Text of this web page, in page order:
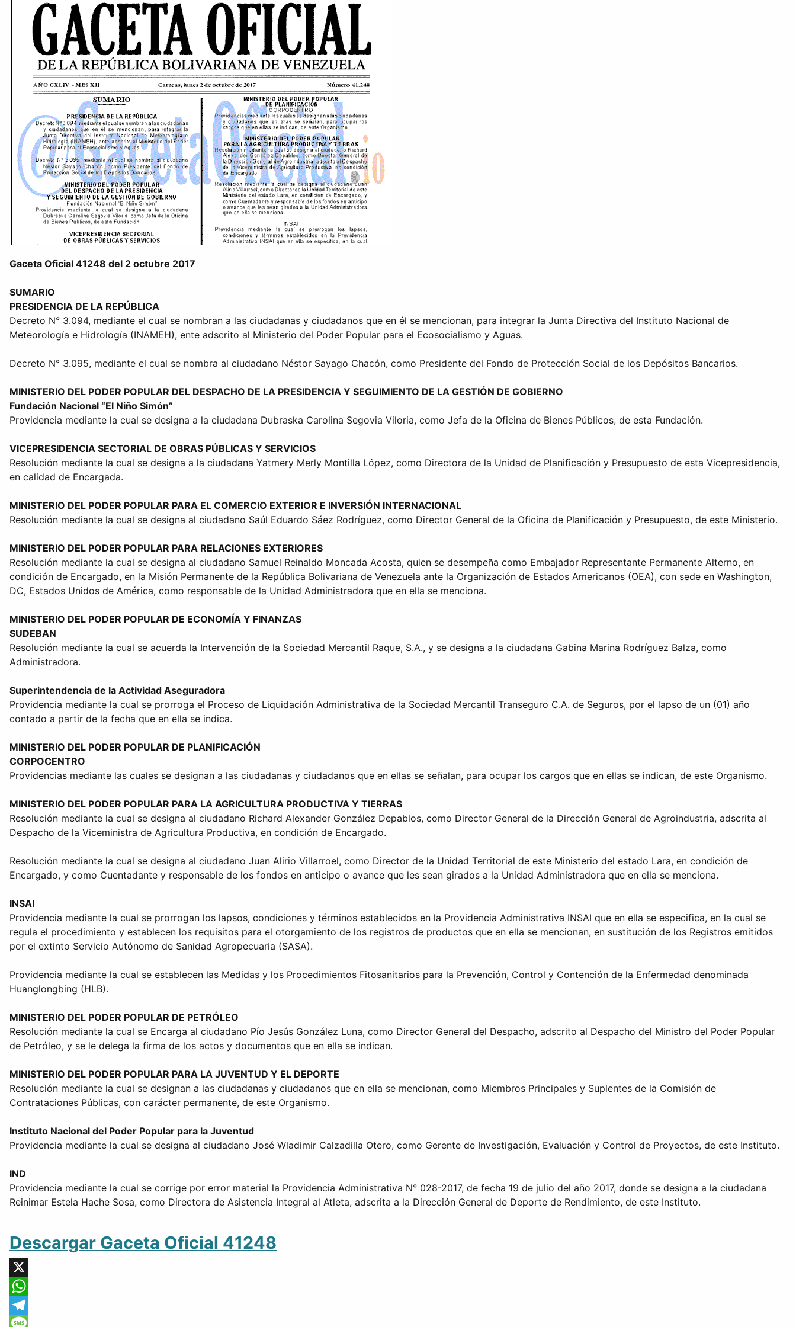
Gaceta Oficial 41248 del 2 octubre 2017
SUMARIO
PRESIDENCIA DE LA REPÚBLICA
Decreto N° 3.094, mediante el cual se nombran a las ciudadanas y ciudadanos que en él se mencionan, para integrar la Junta Directiva del Instituto Nacional de
Meteorología e Hidrología (INAMEH), ente adscrito al Ministerio del Poder Popular para el Ecosocialismo y Aguas.
Decreto N° 3.095, mediante el cual se nombra al ciudadano Néstor Sayago Chacón, como Presidente del Fondo de Protección Social de los Depósitos Bancarios.
MINISTERIO DEL PODER POPULAR DEL DESPACHO DE LA PRESIDENCIA Y SEGUIMIENTO DE LA GESTIÓN DE GOBIERNO
Fundación Nacional “El Niño Simón”
Providencia mediante la cual se designa a la ciudadana Dubraska Carolina Segovia Viloria, como Jefa de la Oficina de Bienes Públicos, de esta Fundación.
VICEPRESIDENCIA SECTORIAL DE OBRAS PÚBLICAS Y SERVICIOS
Resolución mediante la cual se designa a la ciudadana Yatmery Merly Montilla López, como Directora de la Unidad de Planificación y Presupuesto de esta Vicepresidencia,
en calidad de Encargada.
MINISTERIO DEL PODER POPULAR PARA EL COMERCIO EXTERIOR E INVERSIÓN INTERNACIONAL
Resolución mediante la cual se designa al ciudadano Saúl Eduardo Sáez Rodríguez, como Director General de la Oficina de Planificación y Presupuesto, de este Ministerio.
MINISTERIO DEL PODER POPULAR PARA RELACIONES EXTERIORES
Resolución mediante la cual se designa al ciudadano Samuel Reinaldo Moncada Acosta, quien se desempeña como Embajador Representante Permanente Alterno, en
condición de Encargado, en la Misión Permanente de la República Bolivariana de Venezuela ante la Organización de Estados Americanos (OEA), con sede en Washington,
DC, Estados Unidos de América, como responsable de la Unidad Administradora que en ella se menciona.
MINISTERIO DEL PODER POPULAR DE ECONOMÍA Y FINANZAS
SUDEBAN
Resolución mediante la cual se acuerda la Intervención de la Sociedad Mercantil Raque, S.A., y se designa a la ciudadana Gabina Marina Rodríguez Balza, como
Administradora.
Superintendencia de la Actividad Aseguradora
Providencia mediante la cual se prorroga el Proceso de Liquidación Administrativa de la Sociedad Mercantil Transeguro C.A. de Seguros, por el lapso de un (01) año
contado a partir de la fecha que en ella se indica.
MINISTERIO DEL PODER POPULAR DE PLANIFICACIÓN
CORPOCENTRO
Providencias mediante las cuales se designan a las ciudadanas y ciudadanos que en ellas se señalan, para ocupar los cargos que en ellas se indican, de este Organismo.
MINISTERIO DEL PODER POPULAR PARA LA AGRICULTURA PRODUCTIVA Y TIERRAS
Resolución mediante la cual se designa al ciudadano Richard Alexander González Depablos, como Director General de la Dirección General de Agroindustria, adscrita al
Despacho de la Viceministra de Agricultura Productiva, en condición de Encargado.
Resolución mediante la cual se designa al ciudadano Juan Alirio Villarroel, como Director de la Unidad Territorial de este Ministerio del estado Lara, en condición de
Encargado, y como Cuentadante y responsable de los fondos en anticipo o avance que les sean girados a la Unidad Administradora que en ella se menciona.
INSAI
Providencia mediante la cual se prorrogan los lapsos, condiciones y términos establecidos en la Providencia Administrativa INSAI que en ella se especifica, en la cual se
regula el procedimiento y establecen los requisitos para el otorgamiento de los registros de productos que en ella se mencionan, en sustitución de los Registros emitidos
por el extinto Servicio Autónomo de Sanidad Agropecuaria (SASA).
Providencia mediante la cual se establecen las Medidas y los Procedimientos Fitosanitarios para la Prevención, Control y Contención de la Enfermedad denominada
Huanglongbing (HLB).
MINISTERIO DEL PODER POPULAR DE PETRÓLEO
Resolución mediante la cual se Encarga al ciudadano Pío Jesús González Luna, como Director General del Despacho, adscrito al Despacho del Ministro del Poder Popular
de Petróleo, y se le delega la firma de los actos y documentos que en ella se indican.
MINISTERIO DEL PODER POPULAR PARA LA JUVENTUD Y EL DEPORTE
Resolución mediante la cual se designan a las ciudadanas y ciudadanos que en ella se mencionan, como Miembros Principales y Suplentes de la Comisión de
Contrataciones Públicas, con carácter permanente, de este Organismo.
Instituto Nacional del Poder Popular para la Juventud
Providencia mediante la cual se designa al ciudadano José Wladimir Calzadilla Otero, como Gerente de Investigación, Evaluación y Control de Proyectos, de este Instituto.
IND
Providencia mediante la cual se corrige por error material la Providencia Administrativa N° 028-2017, de fecha 19 de julio del año 2017, donde se designa a la ciudadana
Reinimar Estela Hache Sosa, como Directora de Asistencia Integral al Atleta, adscrita a la Dirección General de Deporte de Rendimiento, de este Instituto.
Descargar Gaceta Oficial 41248
X
WhatsApp
Telegram